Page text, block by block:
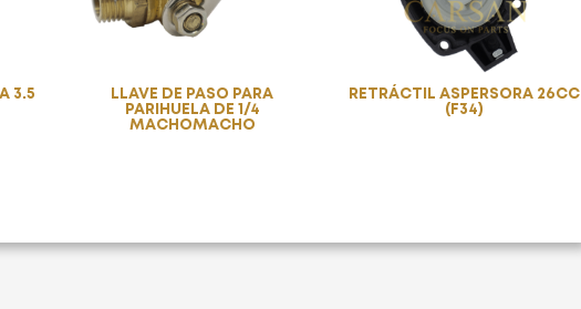
3.5
LLAVE DE PASO PARA
PARIHUELA DE 1/4
MACHOMACHO
RETRÁCTIL ASPERSORA 26CC
(F34)